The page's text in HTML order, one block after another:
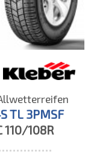
TL 3PMSF
110/108R